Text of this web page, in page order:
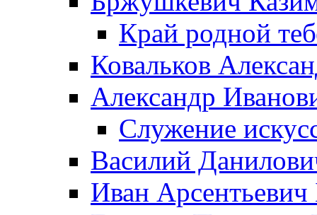
Край родной
Ковальков
Александр
Служение
Василий
Иван